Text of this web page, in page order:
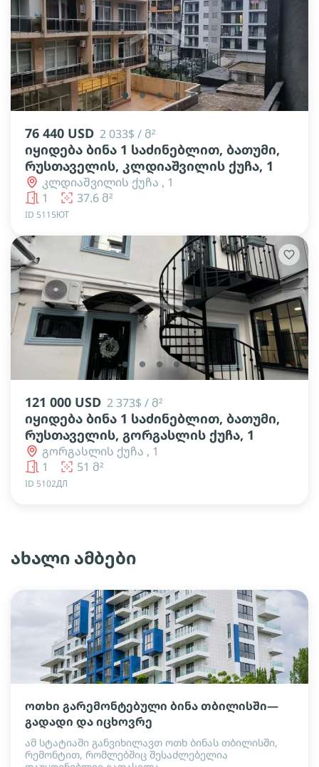
lens lens lens lens lens
76 440 USD 2 033$ / მ²
იყიდება ბინა 1 საძინებლით, ბათუმი,
რუსთაველის, კლდიაშვილის ქუჩა, 1
კლდიაშვილის ქუჩა , 1
1
37.6 მ²
ID 5115ЮТ
lens lens lens lens lens
121 000 USD 2 373$ / მ²
იყიდება ბინა 1 საძინებლით, ბათუმი,
რუსთაველის, გორგასლის ქუჩა, 1
გორგასლის ქუჩა , 1
1
51 მ²
ID 5102ДЛ
ახალი ამბები
ოთხი გარემონტებული ბინა თბილისში—
გადადი და იცხოვრე
ამ სტატიაში განვიხილავთ ოთხ ბინას თბილისში,
რემონტით, რომლებშიც შესაძლებელია